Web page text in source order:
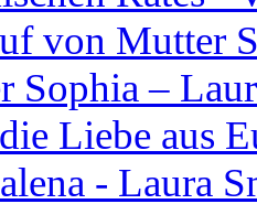
von Mutter
Sophia –
Liebe aus
- Laura